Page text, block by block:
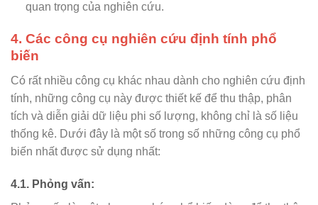
quan trọng của nghiên cứu.
4. Các công cụ nghiên cứu định tính phổ
biến
Có rất nhiều công cụ khác nhau dành cho nghiên cứu định
tính, những công cụ này được thiết kế để thu thập, phân
tích và diễn giải dữ liệu phi số lượng, không chỉ là số liệu
thống kê. Dưới đây là một số trong số những công cụ phổ
biến nhất được sử dụng nhất:
4.1. Phỏng vấn: